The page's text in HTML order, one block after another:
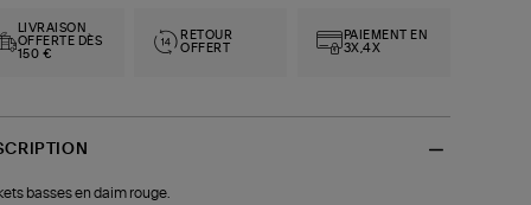
LIVRAISON
OFFERTE DÈS
150 €
RETOUR
OFFERT
PAIEMENT EN
3X,4X
basses en daim rouge.